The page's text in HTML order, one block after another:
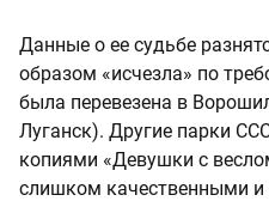
Данные о ее судьбе
образом «исчезла» по
была перевезена в
Луганск). Другие парки
копиями «Девушки с
слишком качественными и